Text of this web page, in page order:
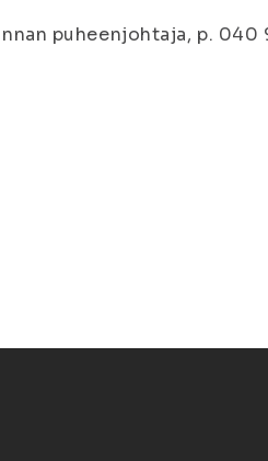
puheenjohtaja, p. 040